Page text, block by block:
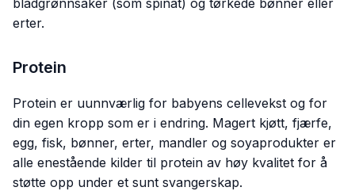
erter.
Protein
Protein er uunnværlig for babyens cellevekst og for
din egen kropp som er i endring. Magert kjøtt, fjærfe,
egg, fisk, bønner, erter, mandler og soyaprodukter er
alle enestående kilder til protein av høy kvalitet for å
støtte opp under et sunt svangerskap.